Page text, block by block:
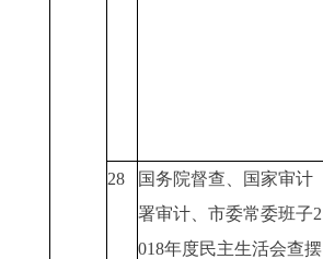
28
国务院督查、国家审计
署审计、市委常委班子2
018年度民主生活会查摆